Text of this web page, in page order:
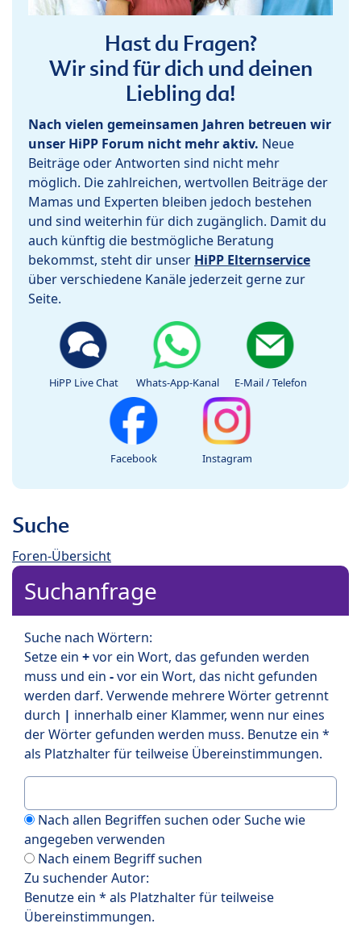
Hast du Fragen?
Wir sind für dich und deinen
Liebling da!
Nach vielen gemeinsamen Jahren betreuen wir
unser HiPP Forum nicht mehr aktiv. Neue
Beiträge oder Antworten sind nicht mehr
möglich. Die zahlreichen, wertvollen Beiträge der
Mamas und Experten bleiben jedoch bestehen
und sind weiterhin für dich zugänglich. Damit du
auch künftig die bestmögliche Beratung
bekommst, steht dir unser HiPP Elternservice
über verschiedene Kanäle jederzeit gerne zur
Seite.
HiPP Live Chat Whats-App-Kanal E-Mail / Telefon
Facebook Instagram
Suche
Foren-Übersicht
Suchanfrage
Suche nach Wörtern:
Setze ein +vor ein Wort, das gefunden werden
muss und ein -vor ein Wort, das nicht gefunden
werden darf. Verwende mehrere Wörter getrennt
durch | innerhalb einer Klammer, wenn nur eines
der Wörter gefunden werden muss. Benutze ein *
als Platzhalter für teilweise Übereinstimmungen.
Nach allen Begriffen suchen oder Suche wie
angegeben verwenden
Nach einem Begriff suchen
Zu suchender Autor:
Benutze ein * als Platzhalter für teilweise
Übereinstimmungen.